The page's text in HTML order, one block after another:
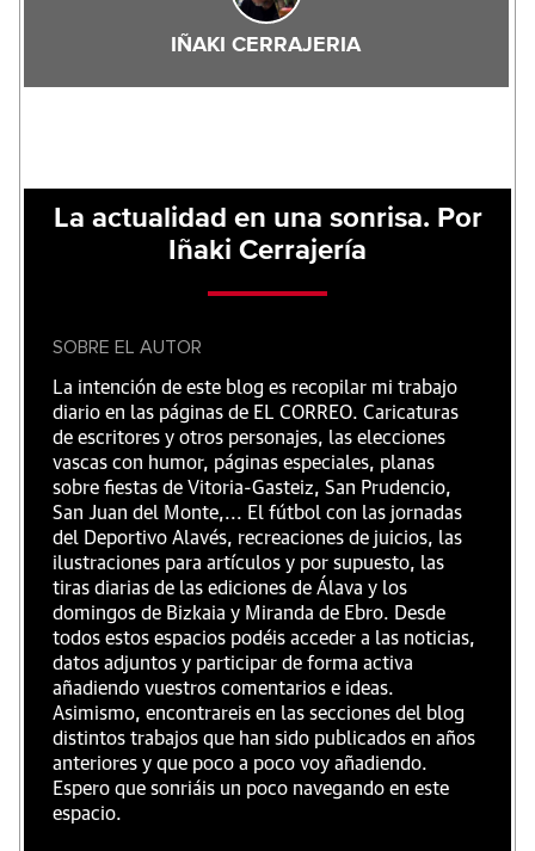
IÑAKI CERRAJERIA
La actualidad en una sonrisa. Por
Iñaki Cerrajería
SOBRE EL AUTOR
La intención de este blog es recopilar mi trabajo
diario en las páginas de EL CORREO. Caricaturas
de escritores y otros personajes, las elecciones
vascas con humor, páginas especiales, planas
sobre fiestas de Vitoria-Gasteiz, San Prudencio,
San Juan del Monte,... El fútbol con las jornadas
del Deportivo Alavés, recreaciones de juicios, las
ilustraciones para artículos y por supuesto, las
tiras diarias de las ediciones de Álava y los
domingos de Bizkaia y Miranda de Ebro. Desde
todos estos espacios podéis acceder a las noticias,
datos adjuntos y participar de forma activa
añadiendo vuestros comentarios e ideas.
Asimismo, encontrareis en las secciones del blog
distintos trabajos que han sido publicados en años
anteriores y que poco a poco voy añadiendo.
Espero que sonriáis un poco navegando en este
espacio.